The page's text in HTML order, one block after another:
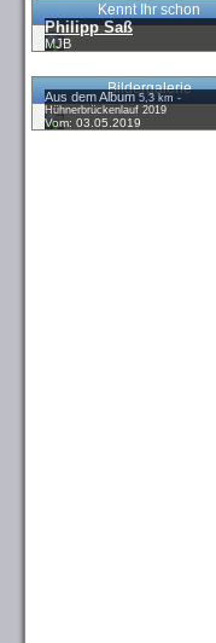
Kennt Ihr schon
Philipp Saß
MJB
Bildergalerie
Aus dem Album5,3 km -
Hühnerbrückenlauf 2019
Vom: 03.05.2019